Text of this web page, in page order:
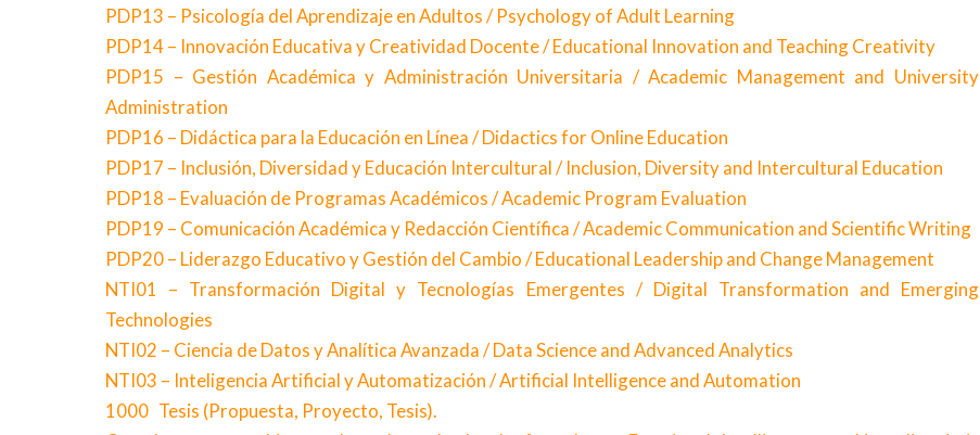
PDP13 – Psicología del Aprendizaje en Adultos / Psychology of Adult Learning
PDP14 – Innovación Educativa y Creatividad Docente / Educational Innovation and Teaching Creativity
PDP15 – Gestión Académica y Administración Universitaria / Academic Management and University
Administration
PDP16 – Didáctica para la Educación en Línea / Didactics for Online Education
PDP17 – Inclusión, Diversidad y Educación Intercultural / Inclusion, Diversity and Intercultural Education
PDP18 – Evaluación de Programas Académicos / Academic Program Evaluation
PDP19 – Comunicación Académica y Redacción Científica / Academic Communication and Scientific Writing
PDP20 – Liderazgo Educativo y Gestión del Cambio / Educational Leadership and Change Management
NTI01 – Transformación Digital y Tecnologías Emergentes / Digital Transformation and Emerging
Technologies
NTI02 – Ciencia de Datos y Analítica Avanzada / Data Science and Advanced Analytics
NTI03 – Inteligencia Artificial y Automatización / Artificial Intelligence and Automation
1000 Tesis (Propuesta, Proyecto, Tesis).